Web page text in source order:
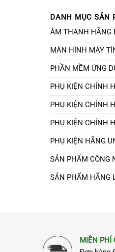
DANH MỤC SẢN
ÂM THANH HÃNG
MÀN HÌNH MÁY
PHẦN MỀM ỨNG
PHỤ KIỆN CHÍNH
PHỤ KIỆN CHÍNH
PHỤ KIỆN CHÍNH
PHỤ KIỆN HÃNG
SẢN PHẨM CÔNG
SẢN PHẨM HÃNG
MIỄN PHÍ